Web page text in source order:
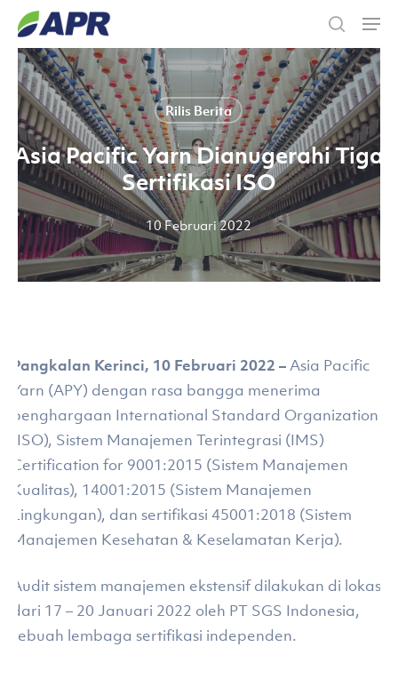
Skip
main
content
Rilis Berita
Asia Pacific Yarn Dianugerahi Tiga
Sertifikasi ISO
10 Februari 2022
Pangkalan Kerinci, 10 Februari 2022 –Asia Pacific
Yarn (APY) dengan rasa bangga menerima
penghargaan International Standard Organization
(ISO), Sistem Manajemen Terintegrasi (IMS)
Certification for 9001:2015 (Sistem Manajemen
Kualitas), 14001:2015 (Sistem Manajemen
Lingkungan), dan sertifikasi 45001:2018 (Sistem
Manajemen Kesehatan & Keselamatan Kerja).
Audit sistem manajemen ekstensif dilakukan di lokasi
dari 17 – 20 Januari 2022 oleh PT SGS Indonesia,
sebuah lembaga sertifikasi independen.